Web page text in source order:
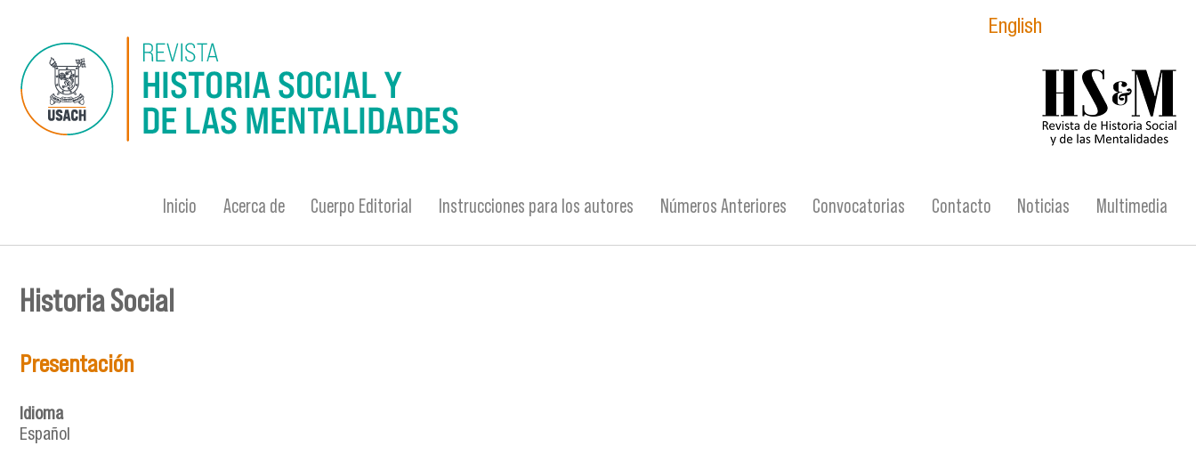
English
Inicio Acerca de Cuerpo Editorial Instrucciones para los autores Números Anteriores Convocatorias Contacto Noticias Multimedia
Se encuentra usted aquí
Historia Social
Presentación
Idioma
Español